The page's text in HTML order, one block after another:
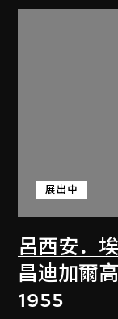
呂西安．
展出中
昌迪加爾
1955